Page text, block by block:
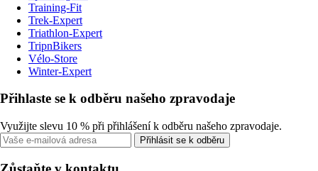
Training-Fit
Trek-Expert
Triathlon-Expert
TripnBikers
Vélo-Store
Winter-Expert
Přihlaste se k odběru našeho zpravodaje
Využijte slevu 10 % při přihlášení k odběru našeho zpravodaje.
Přihlásit se k odběru